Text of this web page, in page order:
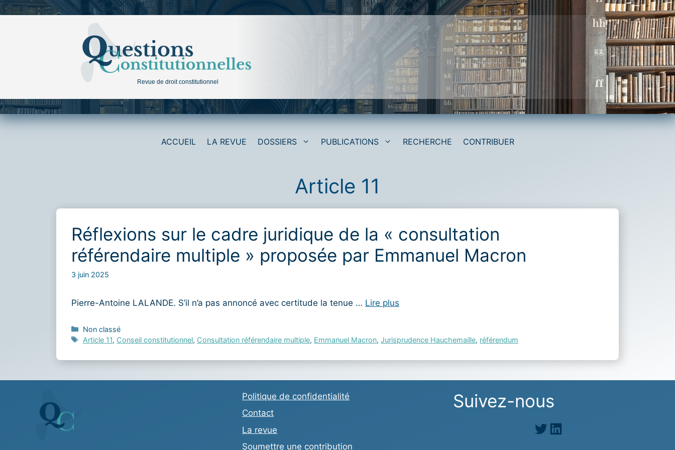
Aller
au
Revue de droit constitutionnel
ACCUEIL LA REVUE DOSSIERS PUBLICATIONS RECHERCHE CONTRIBUER
Article 11
Réflexions sur le cadre juridique de la « consultation
référendaire multiple » proposée par Emmanuel Macron
3 juin 2025
Pierre-Antoine LALANDE. S’il n’a pas annoncé avec certitude la tenue … Lire plus
Catégories
Non classé
Étiquettes
Article 11, Conseil constitutionnel, Consultation référendaire multiple, Emmanuel Macron,Jurisprudence Hauchemaille, référendum
Politique de confidentialité
Contact
La revue
Soumettre une contribution
Suivez-nous
TwitterLinkedIn